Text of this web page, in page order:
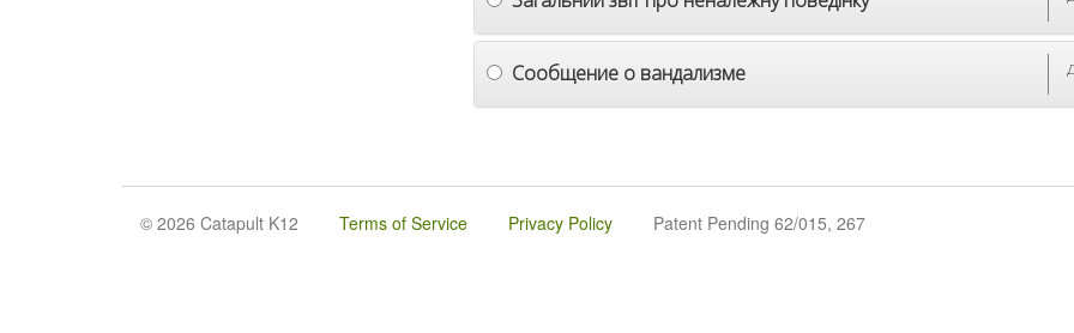
Сообщение о вандализме
© 2026 Catapult K12 Terms of Service Privacy Policy Patent Pending 62/015, 267